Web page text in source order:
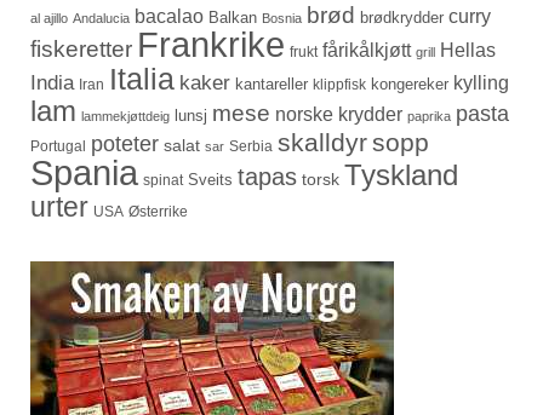
al ajillo Andalucia bacalao Balkan Bosnia brød brødkrydder curry
fiskeretter Frankrike frukt fårikålkjøtt grill Hellas
India Iran Italia kaker kantareller klippfisk kongereker kylling
lam lammekjøttdeig lunsj mese norske krydder paprika pasta
Portugal poteter salat sar Serbia skalldyrsopp
Spania spinat Sveits tapas torsk Tyskland
urter USA Østerrike